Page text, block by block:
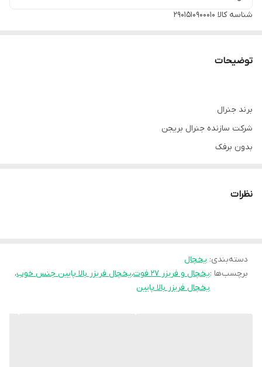
شناسه کالا 2901510900010
توضیحات
برند جنرال
شرکت سازنده جنرال بریجن
بدون برفک
خدمات شرکت 10سال
آبسردکن دارد
مصرف انرژی B
نظرات
دسته‌بندی: یخچال
برچسب‌ها :یخچال و فریزر ۲۷ فوت ،یخچال فریزر بالا پایین جنس خوب،
یخچال فریزر بالا پایین